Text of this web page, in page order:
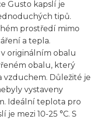
Gusto kapslí je
tipů.
prostředí mimo
a tepla.
originálním obalu
obalu, který
vzduchem. Důležité je
vystaveny
Ideální teplota pro
mezi 10-25 °C. S